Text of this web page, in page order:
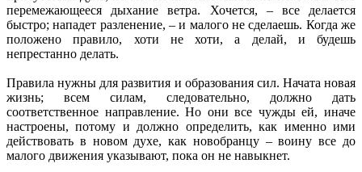
перемежающееся дыхание ветра. Хочется, – все делается
быстро; нападет разленение, – и малого не сделаешь. Когда же
положено правило, хоти не хоти, а делай, и будешь
непрестанно делать.
Правила нужны для развития и образования сил. Начата новая
жизнь; всем силам, следовательно, должно дать
соответственное направление. Но они все чужды ей, иначе
настроены, потому и должно определить, как именно ими
действовать в новом духе, как новобранцу – воину все до
малого движения указывают, пока он не навыкнет.